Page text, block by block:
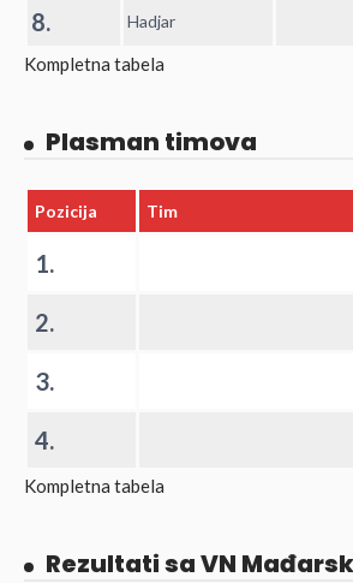
8. Hadjar
Kompletna tabela
Plasman timova
Pozicija Tim
1.
2.
3.
4.
Kompletna tabela
Rezultati sa VN